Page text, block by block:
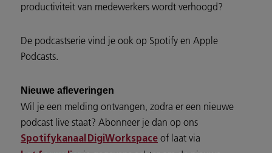
productiviteit van medewerkers wordt verhoogd?
De podcastserie vind je ook op Spotify en Apple
Podcasts.
Nieuwe afleveringen
Wil je een melding ontvangen, zodra er een nieuwe
podcast live staat? Abonneer je dan op ons
Spotifykanaal DigiWorkspace of laat via